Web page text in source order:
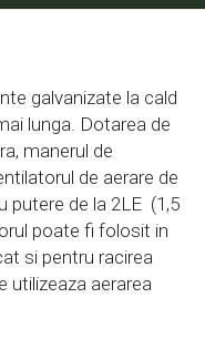
galvanizate la cald
lunga. Dotarea de
manerul de
de aerare de
putere de la 2LE (1,5
poate fi folosit in
si pentru racirea
utilizeaza aerarea